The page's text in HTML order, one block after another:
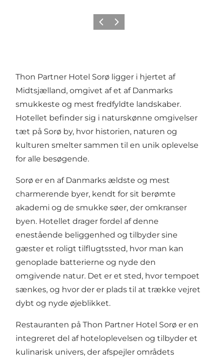
ForrigeNeste
Thon Partner Hotel Sorø ligger i hjertet af
Midtsjælland, omgivet af et af Danmarks
smukkeste og mest fredfyldte landskaber.
Hotellet befinder sig i naturskønne omgivelser
tæt på Sorø by, hvor historien, naturen og
kulturen smelter sammen til en unik oplevelse
for alle besøgende.
Sorø er en af Danmarks ældste og mest
charmerende byer, kendt for sit berømte
akademi og de smukke søer, der omkranser
byen. Hotellet drager fordel af denne
enestående beliggenhed og tilbyder sine
gæster et roligt tilflugtssted, hvor man kan
genoplade batterierne og nyde den
omgivende natur. Det er et sted, hvor tempoet
sænkes, og hvor der er plads til at trække vejret
dybt og nyde øjeblikket.
Restauranten på Thon Partner Hotel Sorø er en
integreret del af hoteloplevelsen og tilbyder et
kulinarisk univers, der afspejler områdets